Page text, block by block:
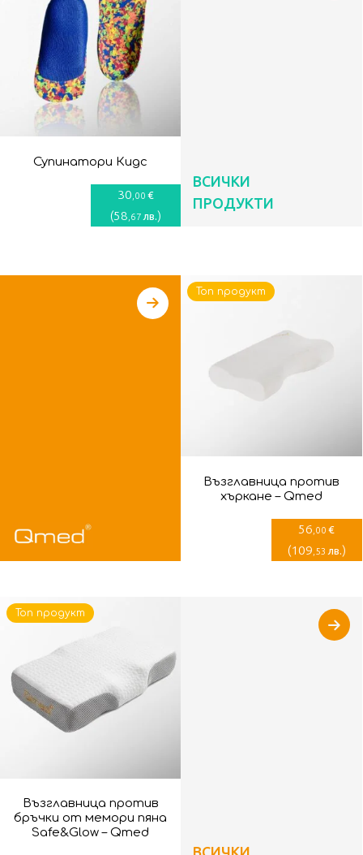
Супинатори Кидс
30 ,00 €
(58 ,67 лв.)
ВСИЧКИ
ПРОДУКТИ
Възглавница против
хъркане – Qmed
56 ,00 €
(109 ,53 лв.)
Топ продукт
Възглавница против
бръчки от мемори пяна
Safe&Glow – Qmed
Топ продукт